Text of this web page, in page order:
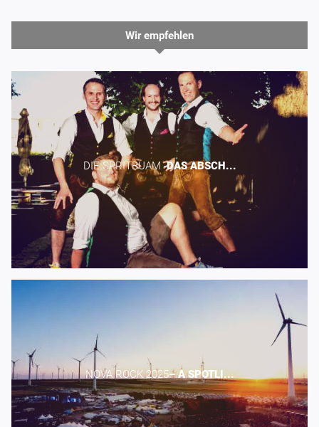
Wir empfehlen
DIE SPRITBUAM -​DAS ABSCH...
NOVA ROCK 2025​– A SPOTLI...